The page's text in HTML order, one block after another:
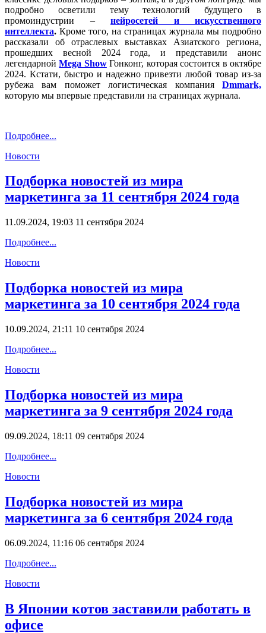
подробно осветили тему технологий будущего в
промоиндустрии – нейросетей и искусственного
интеллекта. Кроме того, на страницах журнала мы подробно
рассказали об отраслевых выставках Азиатского региона,
прошедших весной 2024 года, и представили анонс
легендарнойMega ShowГонконг, которая состоится в октябре
2024. Кстати, быстро и надежно привезти любой товар из-за
рубежа вам поможет логистическая компания Dmmark,
которую мы впервые представили на страницах журнала.
Подробнее...
Новости
Подборка новостей из мира
маркетинга за 11 сентября 2024 года
11.09.2024, 19:03 11 сентября 2024
Подробнее...
Новости
Подборка новостей из мира
маркетинга за 10 сентября 2024 года
10.09.2024, 21:11 10 сентября 2024
Подробнее...
Новости
Подборка новостей из мира
маркетинга за 9 сентября 2024 года
09.09.2024, 18:11 09 сентября 2024
Подробнее...
Новости
Подборка новостей из мира
маркетинга за 6 сентября 2024 года
06.09.2024, 11:16 06 сентября 2024
Подробнее...
Новости
В Японии котов заставили работать в
офисе